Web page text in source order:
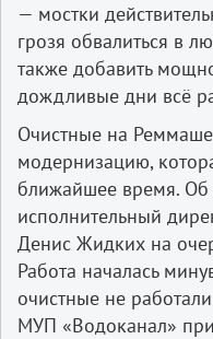
— мостки
грозя обвалиться в
также добавить
дождливые дни всё
Очистные на
модернизацию,
ближайшее время. Об
исполнительный
Денис Жидких на
Работа началась
очистные не
МУП «Водоканал»